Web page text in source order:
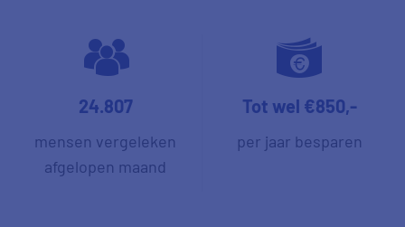
24.807
mensen vergeleken
afgelopen maand
Tot wel €850,-
per jaar besparen